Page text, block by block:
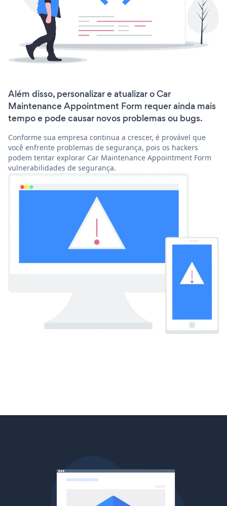
Além disso, personalizar e atualizar o Car
Maintenance Appointment Form requer ainda mais
tempo e pode causar novos problemas ou bugs.
Conforme sua empresa continua a crescer, é provável que
você enfrente problemas de segurança, pois os hackers
podem tentar explorar Car Maintenance Appointment Form
vulnerabilidades de segurança.